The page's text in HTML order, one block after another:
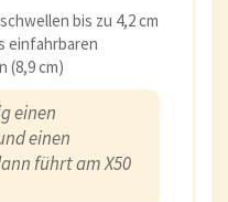
bis zu 4,2 cm
einfahrbaren
(8,9 cm)
einen
einen
führt am X50